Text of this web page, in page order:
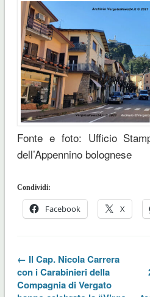
Fonte e foto: Ufficio
dell’Appennino bolognese
Condividi:
Facebook X
← Il Cap. Nicola Carrera
con i Carabinieri della
Compagnia di Vergato